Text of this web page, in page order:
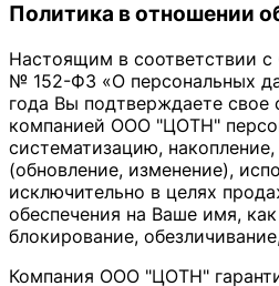
Политика в отношении
Настоящим в соответствии
№ 152-ФЗ «О персональных
года Вы подтверждаете свое
компанией ООО "ЦОТН"
систематизацию,
(обновление, изменение),
исключительно в целях
обеспечения на Ваше имя,
блокирование,
Компания ООО "ЦОТН"